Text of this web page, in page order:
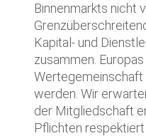
Binnenmarkts nicht
Kapital- und
zusammen.
Wertegemeinschaft
werden. Wir
der Mitgliedschaft
Pflichten respektiert